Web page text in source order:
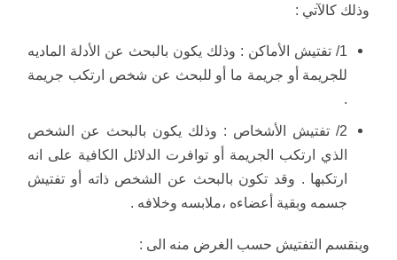
وذلك كالآتي :
1/ تفتيش الأماكن : وذلك يكون بالبحث عن الأدلة الماديه
للجريمة أو جريمة ما أو للبحث عن شخص ارتكب جريمة
.
2/ تفتيش الأشخاص : وذلك يكون بالبحث عن الشخص
الذي ارتكب الجريمة أو توافرت الدلائل الكافية على انه
ارتكبها . وقد تكون بالبحث عن الشخص ذاته أو تفتيش
جسمه وبقية أعضاءه ،ملابسه وخلافه .
وينقسم التفتيش حسب الغرض منه الى :